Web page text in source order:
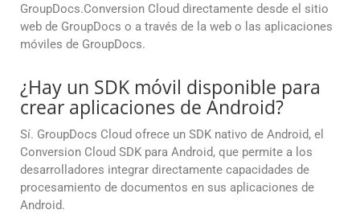
GroupDocs.Conversion Cloud directamente desde el sitio
web de GroupDocs o a través de la web o las aplicaciones
móviles de GroupDocs.
¿Hay un SDK móvil disponible para
crear aplicaciones de Android?
Sí. GroupDocs Cloud ofrece un SDK nativo de Android, el
Conversion Cloud SDK para Android, que permite a los
desarrolladores integrar directamente capacidades de
procesamiento de documentos en sus aplicaciones de
Android.